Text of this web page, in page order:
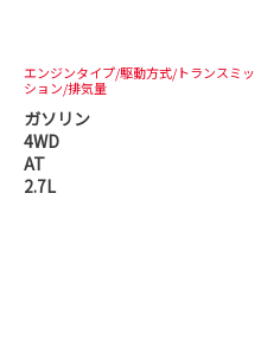
エンジンタイプ/駆動方式/トランスミッ
ション/排気量
ガソリン
4WD
AT
2.7L